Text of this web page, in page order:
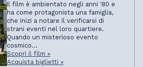
Il film è ambientato negli anni '80 e
ha come protagonista una famiglia,
che inizi a notare il verificarsi di
strani eventi nel loro quartiere.
Quando un misterioso evento
cosmico...
Scopri il film »
Acquista biglietti »